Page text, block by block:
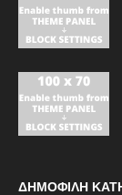
ΔΗΜΟΦΙΛΗ